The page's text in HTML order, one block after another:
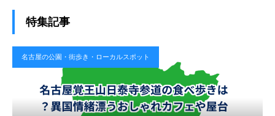
特集記事
名古屋の公園・街歩き・ローカルスポット